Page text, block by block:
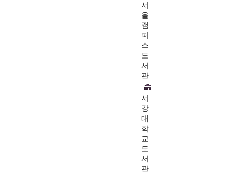
서
울
캠
퍼
스
도
서
관
서
강
대
학
교
도
서
관